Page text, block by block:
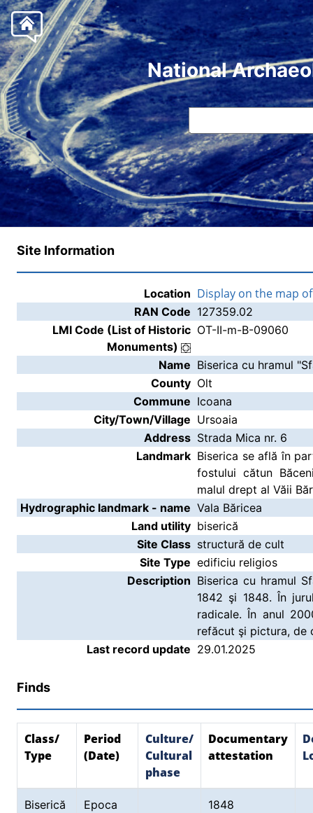
National
Site Information
Location Display on the map
RAN Code 127359.02
LMI Code (List of Historic
Monuments)
OT-II-m-B-09060
Name Biserica cu hramul
County Olt
Commune Icoana
City/Town/Village Ursoaia
Address Strada Mica nr. 6
Landmark Biserica se află în
fostului cătun
malul drept al Văii
Hydrographic landmark - name Vala Băricea
Land utility biserică
Site Class structură de cult
Site Type edificiu religios
Description Biserica cu hramul
1842 şi 1848. În
radicale. În anul
refăcut şi pictura, de
Last record update 29.01.2025
Finds
Class/
Type
Period
(Date)
Culture/
Cultural
phase
Documentary
attestation
Biserică
Epoca
1848